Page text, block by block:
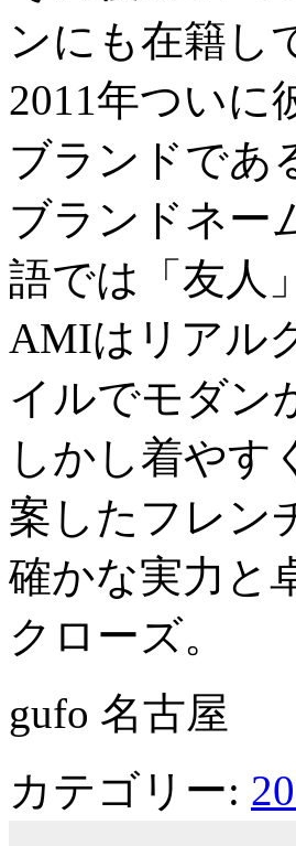
ンにも在籍し
2011年ついに
ブランドであ
ブランドネー
語では「友人
AMIはリアル
イルでモダン
しかし着やす
案したフレン
確かな実力と
クローズ。
gufo 名古屋
カテゴリー: